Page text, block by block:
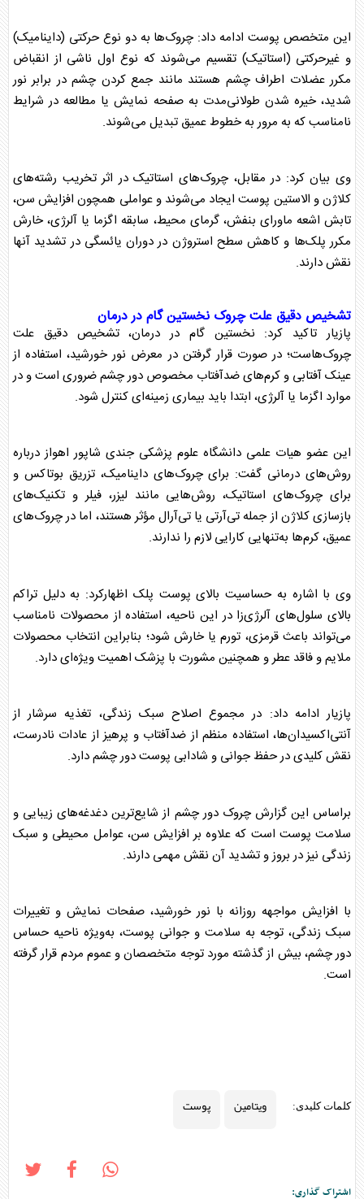
این متخصص پوستادامه داد: چروک‌ها به دو نوع حرکتی (داینامیک)
و غیرحرکتی (استاتیک) تقسیم می‌شوند که نوع اول ناشی از انقباض
مکرر عضلات اطراف چشم هستند مانند جمع کردن چشم در برابر نور
شدید، خیره شدن طولانی‌مدت به صفحه نمایش یا مطالعه در شرایط
نامناسب که به مرور به خطوط عمیق تبدیل می‌شوند.
وی بیان کرد: در مقابل، چروک‌های استاتیک در اثر تخریب رشته‌های
کلاژن و الاستین پوستایجاد می‌شوند و عواملی همچون افزایش سن،
تابش اشعه ماورای بنفش، گرمای محیط، سابقه اگزما یا آلرژی، خارش
مکرر پلک‌ها و کاهش سطح استروژن در دوران یائسگی در تشدید آنها
نقش دارند.
تشخیص دقیق علت چروک نخستین گام در درمان
پازیار تاکید کرد: نخستین گام در درمان، تشخیص دقیق علت
چروک‌هاست؛ در صورت قرار گرفتن در معرض نور خورشید، استفاده از
عینک آفتابی و کرم‌های ضدآفتاب مخصوص دور چشم ضروری است و در
موارد اگزما یا آلرژی، ابتدا باید بیماری زمینه‌ای کنترل شود.
این عضو هیات علمی دانشگاه علوم پزشکی جندی شاپور اهواز درباره
روش‌های درمانی گفت: برای چروک‌های داینامیک، تزریق بوتاکس و
برای چروک‌های استاتیک، روش‌هایی مانند لیزر، فیلر و تکنیک‌های
بازسازی کلاژن از جمله تی‌آرتی یا تی‌آرال مؤثر هستند، اما در چروک‌های
عمیق، کرم‌ها به‌تنهایی کارایی لازم را ندارند.
وی با اشاره به حساسیت بالای پوست پلک اظهارکرد: به دلیل تراکم
بالای سلول‌های آلرژی‌زا در این ناحیه، استفاده از محصولات نامناسب
می‌تواند باعث قرمزی، تورم یا خارش شود؛ بنابراین انتخاب محصولات
ملایم و فاقد عطر و همچنین مشورت با پزشک اهمیت ویژه‌ای دارد.
پازیار ادامه داد: در مجموع اصلاح سبک زندگی، تغذیه سرشار از
آنتی‌اکسیدان‌ها، استفاده منظم از ضدآفتاب و پرهیز از عادات نادرست،
نقش کلیدی در حفظ جوانی و شادابی پوستدور چشم دارد.
براساس این گزارش چروک دور چشم از شایع‌ترین دغدغه‌های زیبایی و
سلامت پوست است که علاوه بر افزایش سن، عوامل محیطی و سبک
زندگی نیز در بروز و تشدید آن نقش مهمی دارند.
با افزایش مواجهه روزانه با نور خورشید، صفحات نمایش و تغییرات
سبک زندگی، توجه به سلامت و جوانی پوست، به‌ویژه ناحیه حساس
دور چشم، بیش از گذشته مورد توجه متخصصان و عموم مردم قرار گرفته
است.
کلمات کلیدی: ویتامین پوست
اشتراک گذاری: